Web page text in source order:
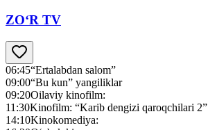
ZO‘R TV
06:45“Ertalabdan salom”
09:00“Bu kun” yangiliklar
09:20Oilaviy kinofilm:
11:30Kinofilm: “Karib dengizi qaroqchilari 2”
14:10Kinokomediya: